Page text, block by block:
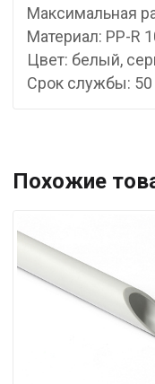
Максимальная
Материал: PP-R
Цвет: белый,
Срок службы: 50
Похожие